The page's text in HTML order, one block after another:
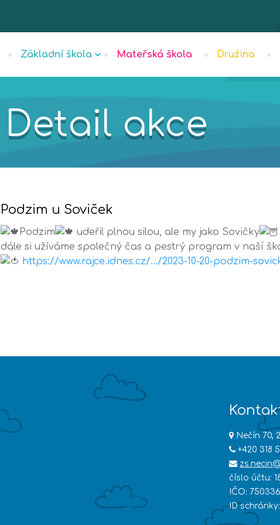
Základní škola Mateřská škola Družina
Detail akce
Podzim u Soviček
Podzim udeřil plnou silou, ale my jako Sovičky
dále si užíváme společný čas a pestrý program v naší
https://www.rajce.idnes.cz/…/2023-10-20-podzim-
Nečín 70,
+420 318
číslo účtu:
IČO:
ID